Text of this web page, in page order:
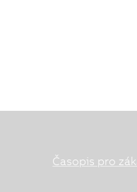
Časopis pro